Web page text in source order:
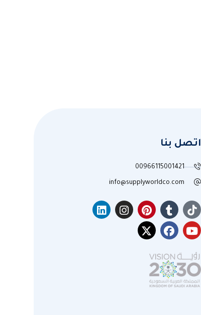
اتصل بنا
00966115001421
info@supplyworldco.com